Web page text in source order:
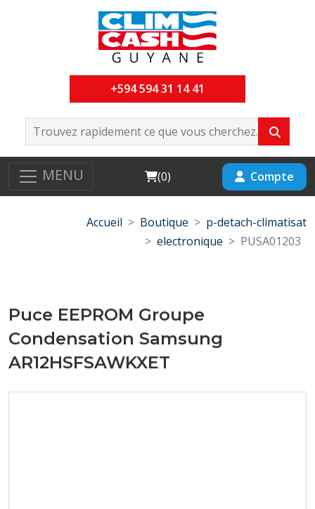
+594 594 31 14 41
MENU Cart
(0) Compte
Accueil Boutique
p-detach-climatisat
electronique
PUSA01203
Puce EEPROM Groupe
Condensation Samsung
AR12HSFSAWKXET